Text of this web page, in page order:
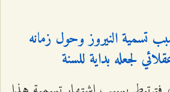
النيروز وحول زمانه
لجعله بداية للسنة